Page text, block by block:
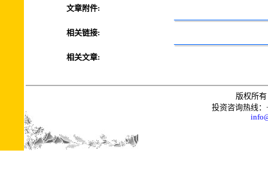
文章附件:
相关链接:
相关文章:
版权所
投资咨询热线：